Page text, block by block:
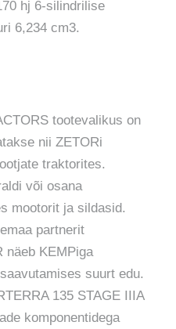
hj 6-silindrilise
6,234 cm3.
tootevalikus on
nii ZETORi
traktorites.
või osana
mootorit ja sildasid.
partnerit
näeb KEMPiga
suurt edu.
135 STAGE IIIA
komponentidega